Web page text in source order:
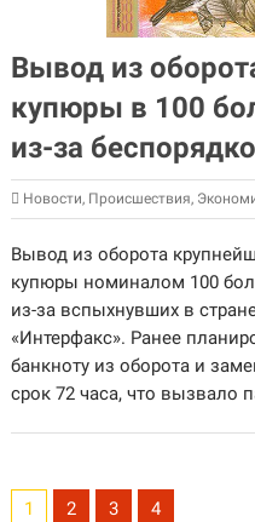
Вывод из
купюры в 100
из-за
Новости, Происшествия,
Вывод из оборота
купюры номиналом 100
из-за вспыхнувших в
«Интерфакс». Ранее
банкноту из оборота и
срок 72 часа, что вызвало
1 2 3 4